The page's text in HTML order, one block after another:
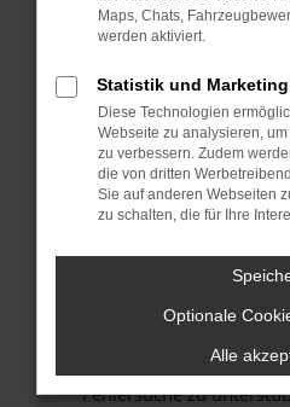
Probleme zu beheben.
Betriebssystem auf
sind.
Veraltete Software birgt
Sicherheitsrisiko,
führen, dass
unterstützt werden.
Wende dich an den
Wenn du alle oben
hast, kontaktiere uns
uns diesen Text
Fehlersuche zu
Maps, Chats,
werden aktiviert.
Statistik und Marketing
Diese Technologien
Webseite zu analysieren,
zu verbessern. Zudem
die von dritten
Sie auf anderen Webseiten
zu schalten, die für Ihre
Optionale
Alle